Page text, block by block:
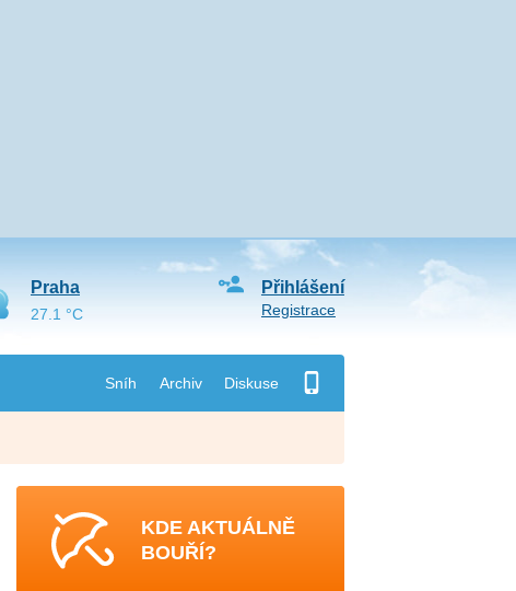
Sníh Archiv Diskuse
Přihlášení
Registrace
Praha
27.1 °C
KDE AKTUÁLNĚ
BOUŘÍ?